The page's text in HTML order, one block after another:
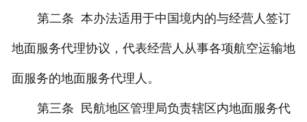
第二条 本办法适用于中国境内的与经营人签订
地面服务代理协议，代表经营人从事各项航空运输地
面服务的地面服务代理人。
第三条 民航地区管理局负责辖区内地面服务代